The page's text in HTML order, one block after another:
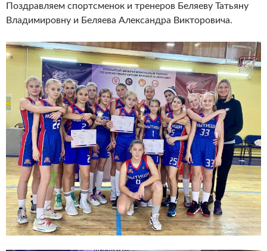
Поздравляем спортсменок и тренеров Беляеву Татьяну
Владимировну и Беляева Александра Викторовича.